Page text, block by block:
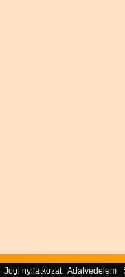
Jogi nyilatkozat| Adatvédelem